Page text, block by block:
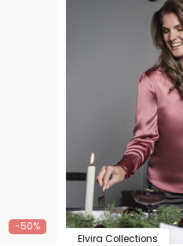
-50%
Elvira Collections